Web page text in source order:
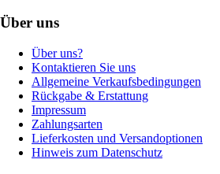
Über uns
Über uns?
Kontaktieren Sie uns
Allgemeine Verkaufsbedingungen
Rückgabe & Erstattung
Impressum
Zahlungsarten
Lieferkosten und Versandoptionen
Hinweis zum Datenschutz